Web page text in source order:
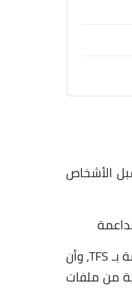
الأشخاص
- التأكد من دقة ملفات المشتريات والملفات المالية وأن السجلات تتوافق مع سياسات المشتريات الخاصة بـ TFS، وأن
من ملفات